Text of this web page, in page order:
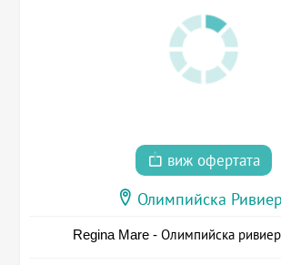
виж офертата
Олимпийска
Regina Mare - Олимпийска